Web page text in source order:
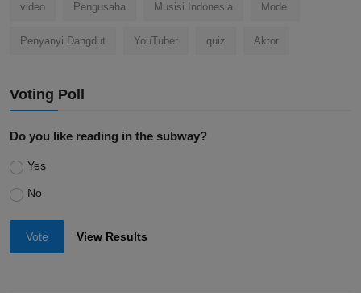
video Pengusaha Musisi Indonesia Model
Penyanyi Dangdut YouTuber quiz Aktor
Voting Poll
Do you like reading in the subway?
Yes
No
Vote View Results